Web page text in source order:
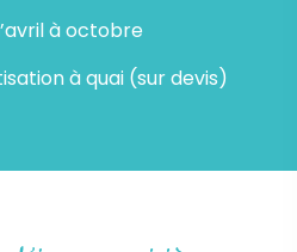
à octobre
à quai (sur devis)